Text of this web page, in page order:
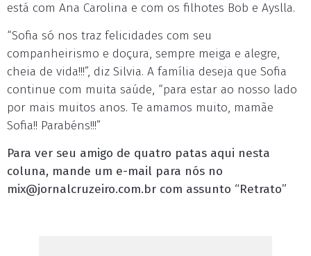
está com Ana Carolina e com os filhotes Bob e Ayslla.
“Sofia só nos traz felicidades com seu
companheirismo e doçura, sempre meiga e alegre,
cheia de vida!!!”, diz Silvia. A família deseja que Sofia
continue com muita saúde, “para estar ao nosso lado
por mais muitos anos. Te amamos muito, mamãe
Sofia!! Parabéns!!!”
Para ver seu amigo de quatro patas aqui nesta
coluna, mande um e-mail para nós no
mix@jornalcruzeiro.com.br com assunto “Retrato”